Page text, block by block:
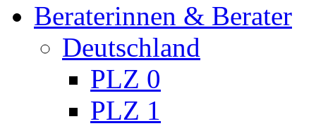
Beraterinnen & Berater
Deutschland
PLZ 0
PLZ 1